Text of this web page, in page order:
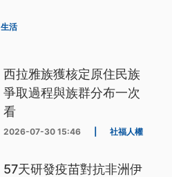
生活
西拉雅族獲核定原住民族
爭取過程與族群分布一次
看
2026-07-30 15:46 社福人權
57天研發疫苗對抗非洲伊